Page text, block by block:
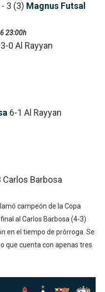
3 (3) Magnus Futsal
23:00h
3-0 Al Rayyan
6-1 Al Rayyan
Carlos Barbosa
campeón de la Copa
al Carlos Barbosa (4-3)
en el tiempo de prórroga. Se
que cuenta con apenas tres